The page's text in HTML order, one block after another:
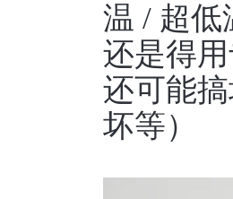
温 / 超低
还是得
还可能
坏等）